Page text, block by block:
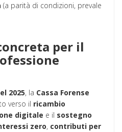
(a parità di condizioni, prevale
per il
2025, la Cassa Forense
verso il ricambio
digitale e il sostegno
zero, contributi per